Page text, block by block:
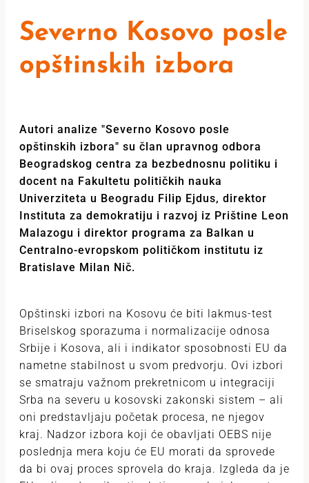
Severno Kosovo posle
opštinskih izbora
Autori analize "Severno Kosovo posle
opštinskih izbora" su člаn upravnog odborа
Beogradskog centra za bezbednosnu politiku i
docent nа Fаkultetu političkih nаukа
Univerziteta u Beogrаdu Filip Ejdus, direktor
Instituta zа demokratiju i rаzvoj iz Prištine Leon
Mаlаzogu i direktor programa za Bаlkаn u
Centrаlno-evropskom političkom institutu iz
Bratislave Milan Nič.
Opštinski izbori na Kosovu će biti lakmus-test
Briselskog sporazuma i normalizacije odnosa
Srbije i Kosova, ali i indikator sposobnosti EU da
nametne stabilnost u svom predvorju. Ovi izbori
se smatraju važnom prekretnicom u integraciji
Srba na severu u kosovski zakonski sistem – ali
oni predstavljaju početak procesa, ne njegov
kraj. Nadzor izbora koji će obavljati OEBS nije
poslednja mera koju će EU morati da sprovede
da bi ovaj proces sprovela do kraja. Izgleda da je